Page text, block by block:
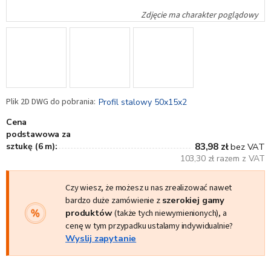
Profil stalowy 50x15x2
Cena
podstawowa za
sztukę (6 m):
83,98 złbez VAT
103,30 zł razem z VAT
Czy wiesz, że możesz u nas zrealizować nawet
bardzo duże zamówienie z szerokiej gamy
produktów(także tych niewymienionych), a
cenę w tym przypadku ustalamy indywidualnie?
Wyslij zapytanie